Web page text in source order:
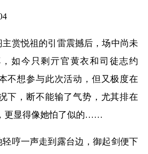
主赏悦祖的引雷震撼后，场中尚未
如今只剩亓官黄衣和司徒志约
不想参与此次活动，但又极度在
下，断不能输了气势，尤其排在
更显得像她怕了似的……
轻哼一声走到露台边，御起剑便下